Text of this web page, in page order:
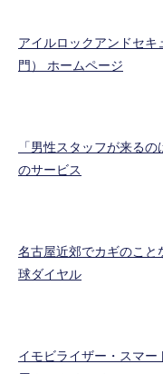
アイルロックアンドセ
門） ホームページ
「男性スタッフが来る
のサービス
名古屋近郊でカギのこ
球ダイヤル
イモビライザー・スマ